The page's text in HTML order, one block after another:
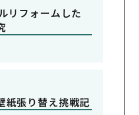
リフォームした
紙張り替え挑戦記